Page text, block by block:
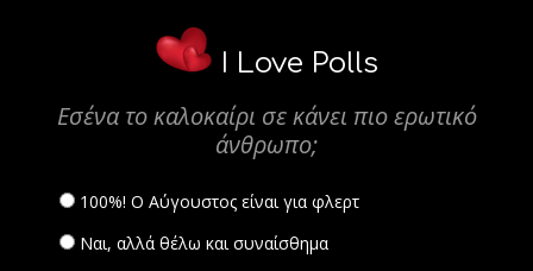
I Love Polls
Εσένα το καλοκαίρι σε κάνει πιο ερωτικό
άνθρωπο;
100%! Ο Αύγουστος είναι για φλερτ
Ναι, αλλά θέλω και συναίσθημα